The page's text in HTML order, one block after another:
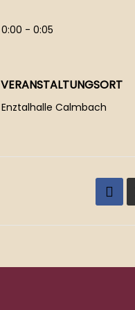
0:00 - 0:05
VERANSTALTUNGSORT
Enztalhalle Calmbach